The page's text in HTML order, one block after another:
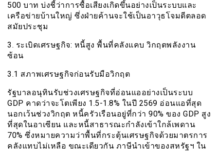
500 บาท บ่งชี้ว่าการซื้อเสียงเกิดขึ้นอย่างเป็นระบบและ
เครือข่ายบ้านใหญ่ ซึ่งฝ่ายค้านจะใช้เป็นอาวุธโจมตีตลอด
สมัยประชุม
3. ระเบิดเศรษฐกิจ: หนี้สูง พื้นที่คลังแคบ วิกฤตพลังงาน
ซ้อน
3.1 สภาพเศรษฐกิจก่อนรับมือวิกฤต
รัฐบาลอนุทินรับช่วงเศรษฐกิจที่อ่อนแออย่างเป็นระบบ
GDP คาดว่าจะโตเพียง 1.5-1.8% ในปี 2569 อ่อนแอที่สุด
นอกเว้นช่วงวิกฤต หนี้ครัวเรือนอยู่ที่กว่า 90% ของ GDP สูง
ที่สุดในอาเซียน และหนี้สาธารณะกำลังเข้าใกล้เพดาน
70% ซึ่งหมายความว่าพื้นที่กระตุ้นเศรษฐกิจด้วยมาตรการ
คลังแทบไม่เหลือ ขณะเดียวกัน ภาษีนำเข้าของสหรัฐฯ ใน